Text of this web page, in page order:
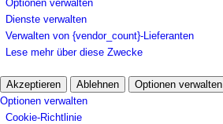
Optionen verwalten
Dienste verwalten
Verwalten von {vendor_count}-Lieferanten
Lese mehr über diese Zwecke
Akzeptieren Ablehnen Optionen verwalten
Optionen verwalten
Cookie-Richtlinie